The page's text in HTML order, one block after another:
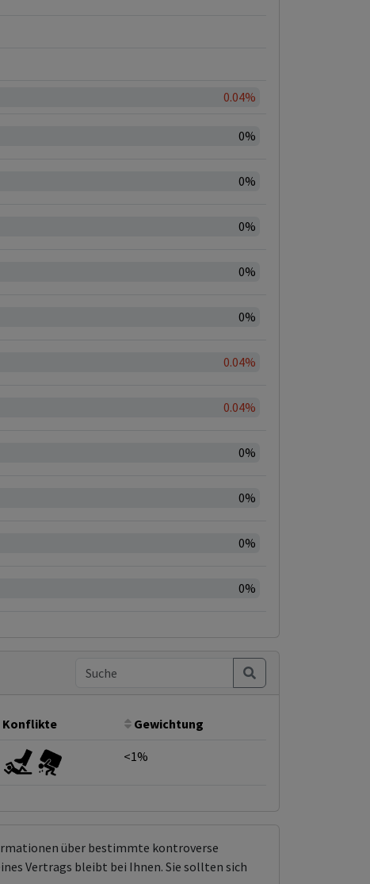
0.04%
0%
0%
0%
0%
0%
0.04%
0.04%
0%
0%
0%
0%
Konflikte Gewichtung
<1%
über bestimmte kontroverse
Vertrags bleibt bei Ihnen. Sie sollten sich